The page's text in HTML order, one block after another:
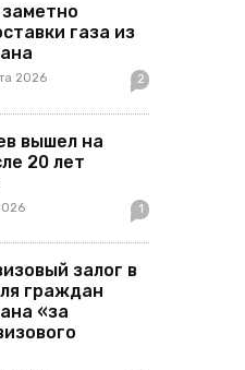
газа из
2026 2
вышел на
20 лет
1
залог в
граждан
«за